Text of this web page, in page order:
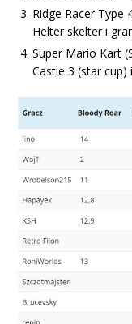
Ridge Racer Type
Helter skelter i
Super Mario Kart
Castle 3 (star cup)